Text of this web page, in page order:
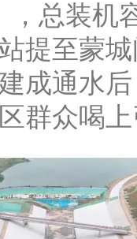
，总装机
提至蒙
成通水
群众喝